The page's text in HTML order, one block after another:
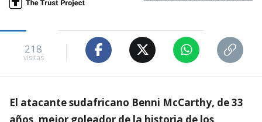
218
visitas
El atacante sudafricano Benni McCarthy, de 33
años, mejor goleador de la historia de los